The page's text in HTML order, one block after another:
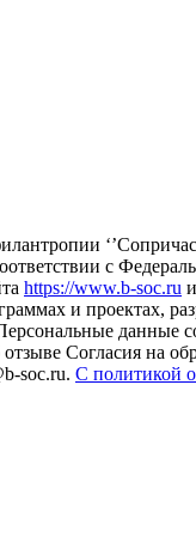
с
https://www.b-soc.ru
и проектах,
данные
Согласия на
soc.ru. С политикой